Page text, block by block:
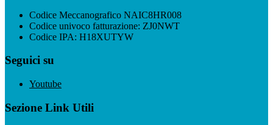
Codice Meccanografico NAIC8HR008
Codice univoco fatturazione: ZJ0NWT
Codice IPA: H18XUTYW
Seguici su
Youtube
Sezione Link Utili